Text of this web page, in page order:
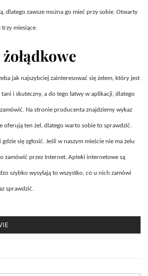
dlatego zawsze można go mieć przy sobie. Otwarty
trzy miesiące.
jak najszybciej zainteresować się żelem, który jest
i skuteczny, a do tego łatwy w aplikacji, dlatego
Na stronie producenta znajdziemy wykaz
oferują ten żel, dlatego warto sobie to sprawdzić.
się zgłosić. Jeśli w naszym mieście nie ma żelu
zamówić przez Internet. Apteki internetowe są
szybko wysyłają to wszystko, co u nich zamówi
sprawdzić.